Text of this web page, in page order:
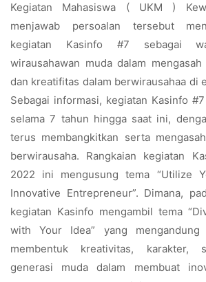
Kegiatan Mahasiswa ( UKM )
menjawab persoalan tersebut
kegiatan Kasinfo #7 sebagai
wirausahawan muda dalam
dan kreatifitas dalam berwirausahaa di
Sebagai informasi, kegiatan Kasinfo
selama 7 tahun hingga saat ini,
terus membangkitkan serta
berwirausaha. Rangkaian kegiatan
2022 ini mengusung tema “Utilize
Innovative Entrepreneur”. Dimana,
kegiatan Kasinfo mengambil tema
with Your Idea” yang mengandung
membentuk kreativitas, karakter,
generasi muda dalam membuat